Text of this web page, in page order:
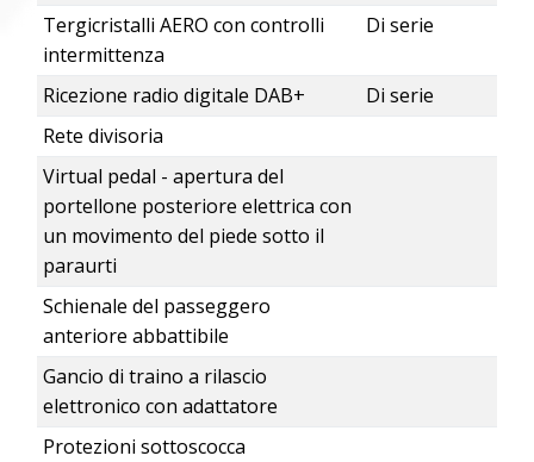
Tergicristalli AERO con controlli
intermittenza
Di serie
Ricezione radio digitale DAB+
Di serie
Rete divisoria
Virtual pedal - apertura del
portellone posteriore elettrica con
un movimento del piede sotto il
paraurti
Schienale del passeggero
anteriore abbattibile
Gancio di traino a rilascio
elettronico con adattatore
Protezioni sottoscocca